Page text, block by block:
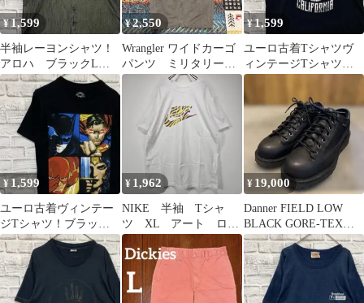
¥1,599
半袖レーヨンシャツ！
アロハ ブラックL
0423
¥2,550
Wrangler ワイドカーゴ
パンツ ミリタリー
ワークパンツ ラング
¥1,599
ユーロ古着Tシャツヴ
ィンテージTシャツ！
ブラック半袖 XL0427
¥ 1,599
ユーロ古着ヴィンテー
ジTシャツ！ブラック
半袖S 0521
¥ 1,962
NIKE 半袖 Tシャ
ツ XL アート ロ
ゴ ビッグサイズ 人
気 リユース 古着
¥ 19,000
Danner FIELD LOW
BLACK GORE-TEX
26.0cm